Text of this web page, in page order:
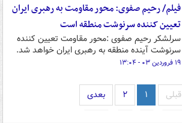
فیلم/ رحیم صفوی: محور مقاومت به رهبری ایران
تعیین کننده سرنوشت منطقه است
سرلشکر رحیم صفوی :محور مقاومت تعیین کننده
سرنوشت آینده منطقه به رهبری ایران خواهد شد.
۱۹ فروردین ۰۳ - ۱۳:۰۴
قبلی ۱ ۲ بعدی